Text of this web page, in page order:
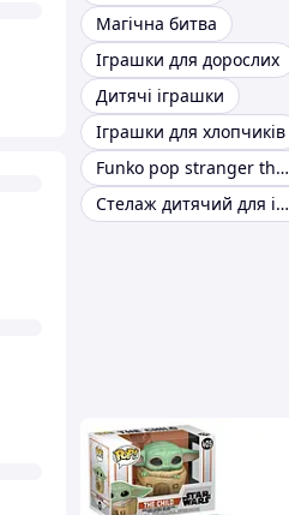
Магічна битва
Іграшки для дорослих
Дитячі іграшки
Іграшки для хлопчиків
Funko pop stranger things dustin
Стелаж дитячий для іграшок